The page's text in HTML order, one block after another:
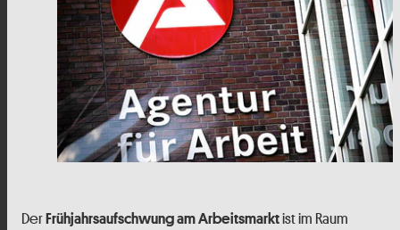
DerFrühjahrsaufschwungam Arbeitsmarktist im Raum